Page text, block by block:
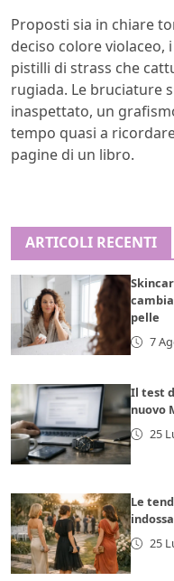
Proposti sia in chiare
deciso colore violaceo,
pistilli di strass che
rugiada. Le bruciature
inaspettato, un
tempo quasi a
pagine di un libro.
ARTICOLI RECENTI
pelle
7
Il test
nuovo
25
Le
25